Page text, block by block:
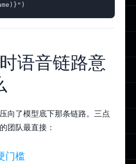
语音链路意
向了模型底下那条链路。三点
团队最直接：
门槛